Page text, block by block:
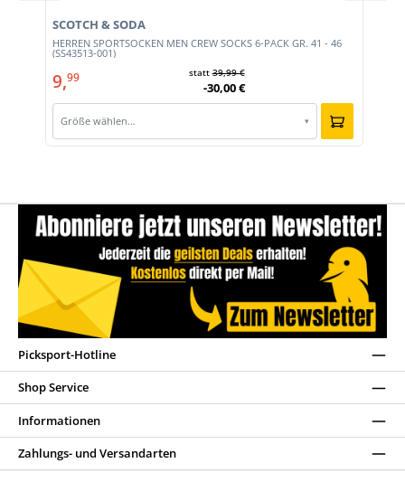
HERREN SPORTSOCKEN MEN CREW SOCKS 6-PACK GR. 41 - 46
(SS43513-001)
SCOTCH & SODA
9,99 statt39,99 €
-30,00 €
Größe wählen… ▾
Picksport-Hotline
Shop Service
Informationen
Zahlungs- und Versandarten